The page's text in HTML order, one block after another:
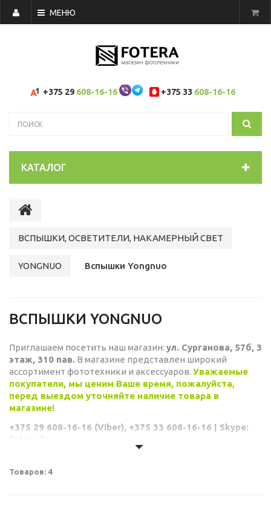
МЕНЮ
+375 29 608-16-16 +375 33 608-16-16
КАТАЛОГ
ВСПЫШКИ, ОСВЕТИТЕЛИ, НАКАМЕРНЫЙ СВЕТ
YONGNUO Вспышки Yongnuo
ВСПЫШКИ YONGNUO
Приглашаем посетить наш магазин: ул. Сурганова, 57б, 3
этаж, 310 пав. В магазине представлен широкий
ассортимент фототехники и аксессуаров. Уважаемые
покупатели, мы ценим Ваше время, пожалуйста,
перед выездом уточняйте наличие товара в
магазине!
+375 29 608-16-16 (Viber), +375 33 608-16-16 | Skype:
fotera.by
Товаров: 4